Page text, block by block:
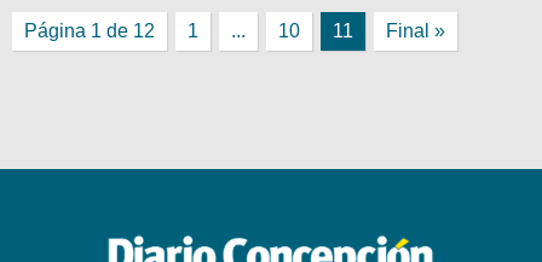
Página 1 de 12 1 ... 10 11 Final »